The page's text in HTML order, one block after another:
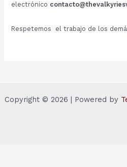
electrónico
Respetemos el trabajo de los
Copyright © 2026 | Powered by